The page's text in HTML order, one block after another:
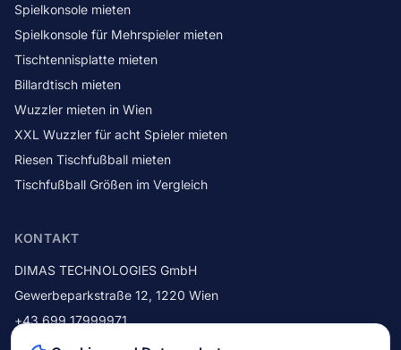
Spielkonsole mieten
Spielkonsole für Mehrspieler mieten
Tischtennisplatte mieten
Billardtisch mieten
Wuzzler mieten in Wien
XXL Wuzzler für acht Spieler mieten
Riesen Tischfußball mieten
Tischfußball Größen im Vergleich
KONTAKT
DIMAS TECHNOLOGIES GmbH
Gewerbeparkstraße 12, 1220 Wien
+43 699 17999971
+43 1 214 42 92